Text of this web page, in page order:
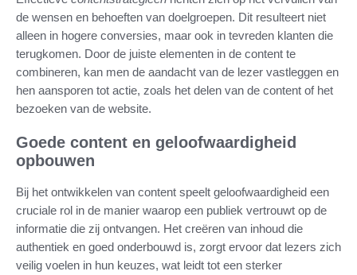
de wensen en behoeften van doelgroepen. Dit resulteert niet
alleen in hogere conversies, maar ook in tevreden klanten die
terugkomen. Door de juiste elementen in de content te
combineren, kan men de aandacht van de lezer vastleggen en
hen aansporen tot actie, zoals het delen van de content of het
bezoeken van de website.
Goede content en geloofwaardigheid
opbouwen
Bij het ontwikkelen van content speelt geloofwaardigheid een
cruciale rol in de manier waarop een publiek vertrouwt op de
informatie die zij ontvangen. Het creëren van inhoud die
authentiek en goed onderbouwd is, zorgt ervoor dat lezers zich
veilig voelen in hun keuzes, wat leidt tot een sterker